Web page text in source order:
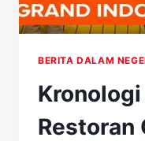
BERITA DALAM
Restoran